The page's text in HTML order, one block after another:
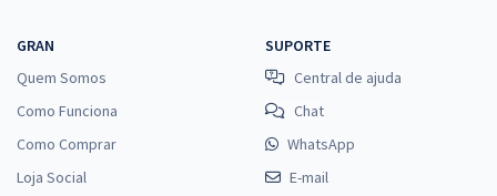
GRAN
Quem Somos
Como Funciona
Como Comprar
Loja Social
SUPORTE
Central de ajuda
Chat
WhatsApp
E-mail